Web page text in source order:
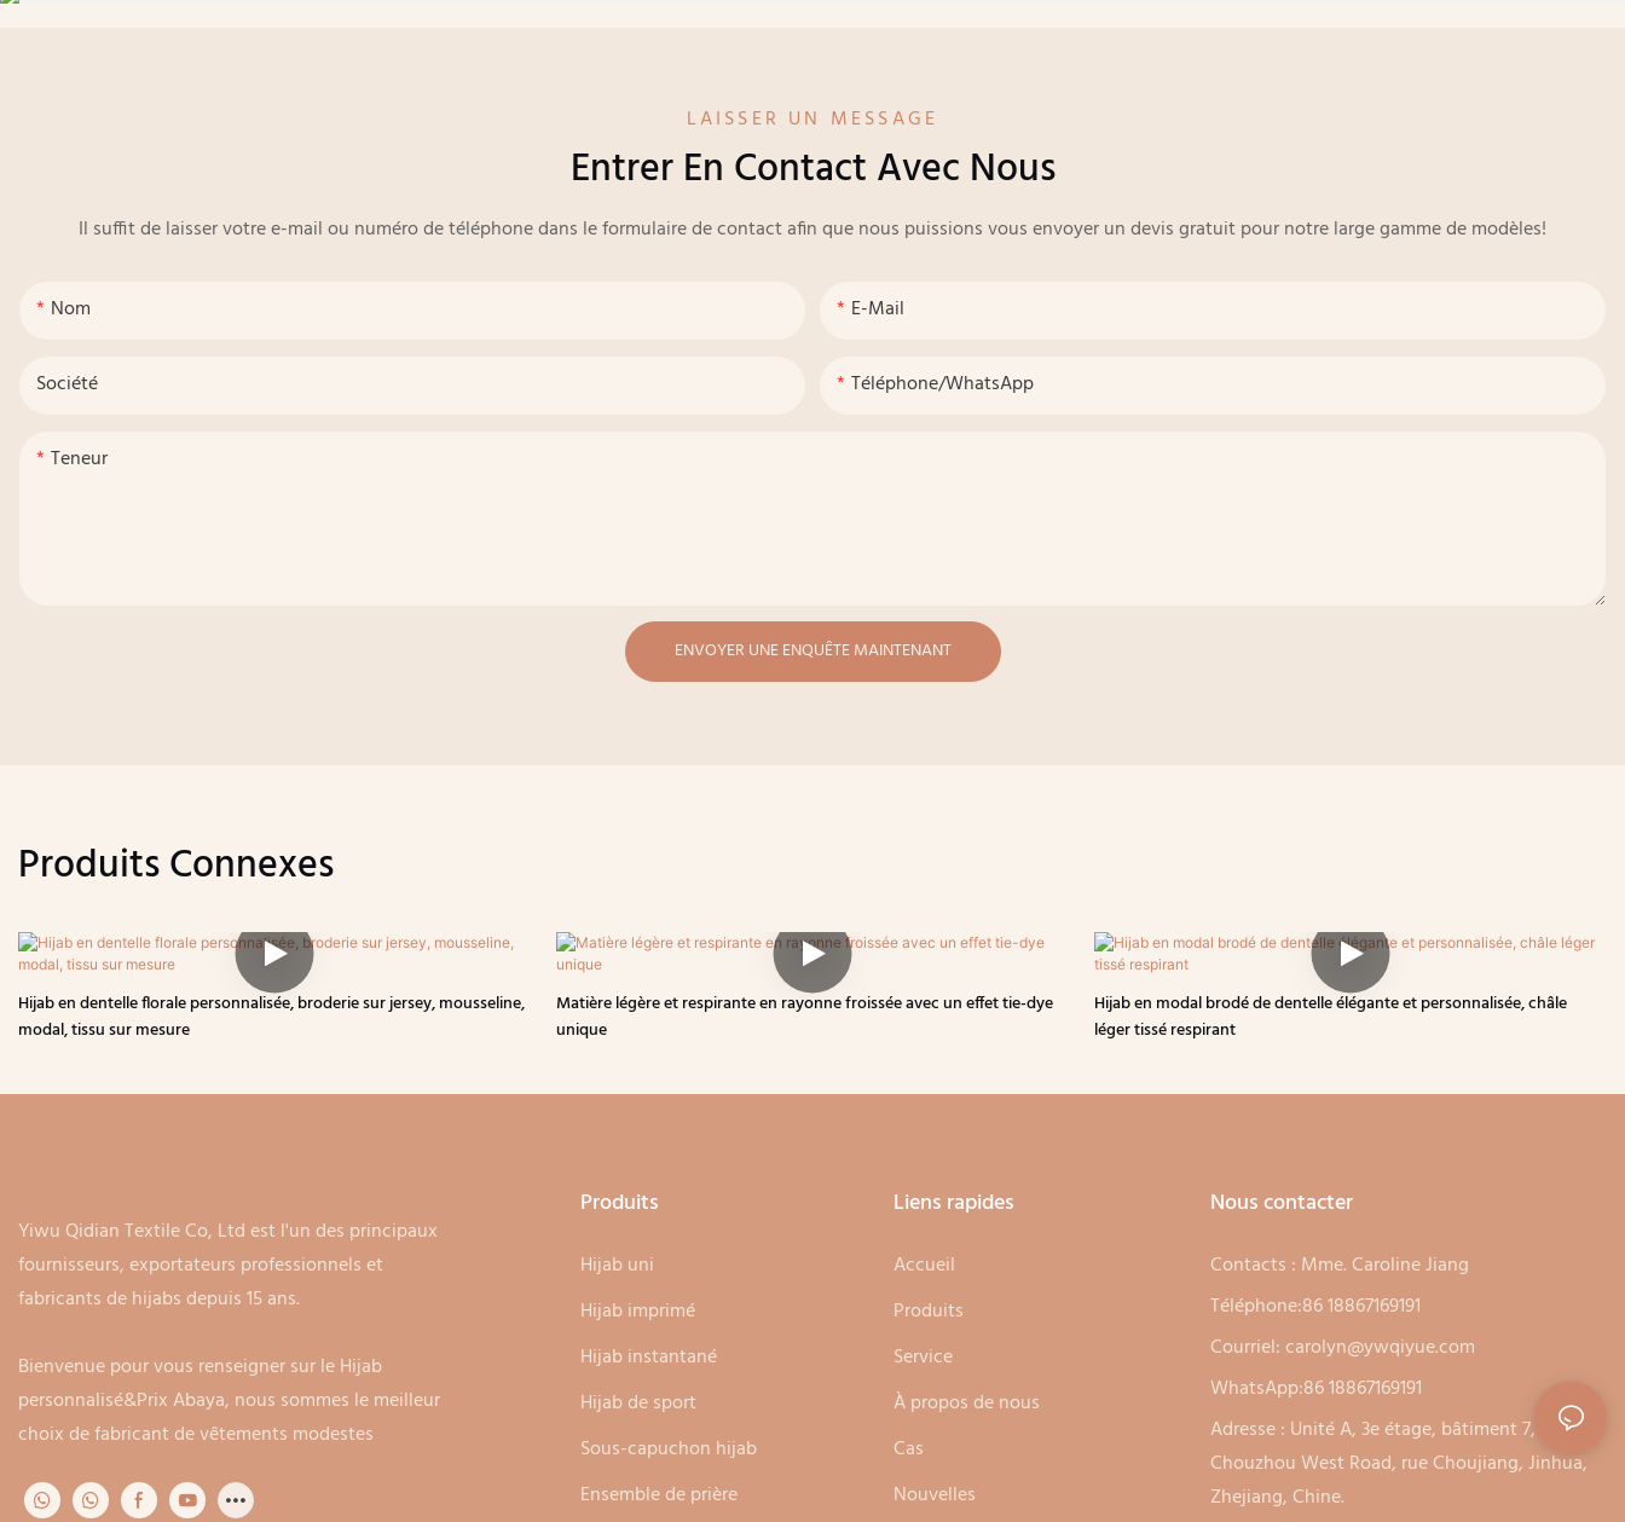
LAISSER UN MESSAGE
Entrer En Contact Avec Nous
Il suffit de laisser votre e-mail ou numéro de téléphone dans le formulaire de contact afin que nous puissions vous envoyer un devis gratuit pour notre large gamme de modèles!
Nom E-Mail
Société Téléphone/WhatsApp
Teneur
ENVOYER UNE ENQUÊTE MAINTENANT
Produits Connexes
Hijab en dentelle florale personnalisée, broderie sur jersey, mousseline,
modal, tissu sur mesure
Matière légère et respirante en rayonne froissée avec un effet tie-dye
unique
Hijab en modal brodé de dentelle élégante et personnalisée, châle
léger tissé respirant
Yiwu Qidian Textile Co, Ltd est l'un des principaux
fournisseurs, exportateurs professionnels et
fabricants de hijabs depuis 15 ans.
Bienvenue pour vous renseigner sur le Hijab
personnalisé&Prix ​​​​Abaya, nous sommes le meilleur
choix de fabricant de vêtements modestes
Produits
Hijab uni
Hijab imprimé
Hijab instantané
Hijab de sport
Sous-capuchon hijab
Ensemble de prière
Liens rapides
Accueil
Produits
Service
À propos de nous
Cas
Nouvelles
Nous contacter
Contacts : Mme. Caroline Jiang
Téléphone:86 18867169191
Courriel:carolyn@ywqiyue.com
WhatsApp:86 18867169191
Adresse : Unité A, 3e étage, bâtiment 7, no. 333,
Chouzhou West Road, rue Choujiang, Jinhua,
Zhejiang, Chine.